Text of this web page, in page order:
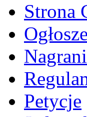
Strona
Petycje